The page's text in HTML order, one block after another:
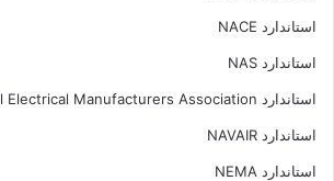
استاندارد NACE
استاندارد NAS
استاندارد National Electrical Manufacturers Association
استاندارد NAVAIR
استاندارد NEMA